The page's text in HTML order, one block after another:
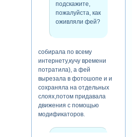
подскажите,
пожалуйста, как
оживляли фей?
собирала по всему
интернету,кучу времени
потратила), а фей
вырезала в фотошопе и и
сохраняла на отдельных
слоях,потом придавала
движения с помощью
модификаторов.